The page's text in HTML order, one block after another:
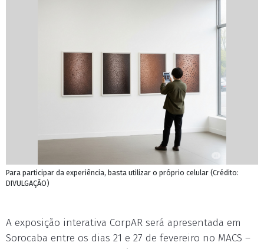
Para participar da experiência, basta utilizar o próprio celular (Crédito:
DIVULGAÇÃO)
A exposição interativa CorpAR será apresentada em
Sorocaba entre os dias 21 e 27 de fevereiro no MACS –